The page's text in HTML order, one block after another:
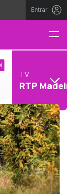
Entrar
TV
RTP